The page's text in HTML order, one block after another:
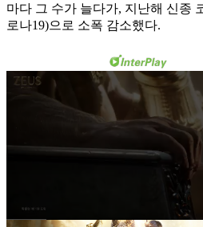
마다 그 수가 늘다가, 지난해 신종
로나19)으로 소폭 감소했다.